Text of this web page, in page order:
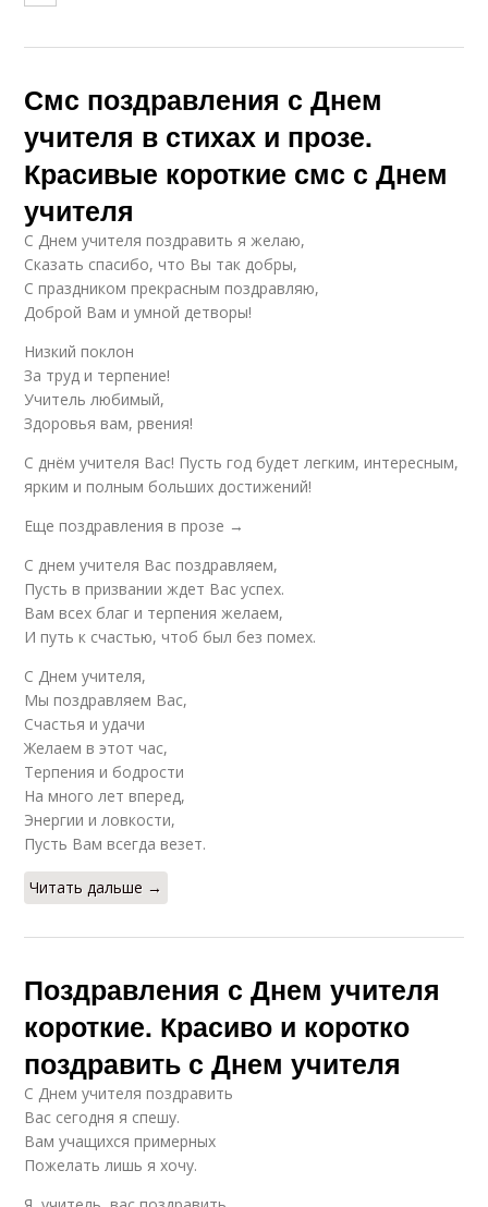
Смс поздравления с Днем
учителя в стихах и прозе.
Красивые короткие смс с Днем
учителя
С Днем учителя поздравить я желаю,
Сказать спасибо, что Вы так добры,
С праздником прекрасным поздравляю,
Доброй Вам и умной детворы!
Низкий поклон
За труд и терпение!
Учитель любимый,
Здоровья вам, рвения!
С днём учителя Вас! Пусть год будет легким, интересным,
ярким и полным больших достижений!
Еще поздравления в прозе →
С днем учителя Вас поздравляем,
Пусть в призвании ждет Вас успех.
Вам всех благ и терпения желаем,
И путь к счастью, чтоб был без помех.
С Днем учителя,
Мы поздравляем Вас,
Счастья и удачи
Желаем в этот час,
Терпения и бодрости
На много лет вперед,
Энергии и ловкости,
Пусть Вам всегда везет.
Читать дальше →
Поздравления с Днем учителя
короткие. Красиво и коротко
поздравить с Днем учителя
С Днем учителя поздравить
Вас сегодня я спешу.
Вам учащихся примерных
Пожелать лишь я хочу.